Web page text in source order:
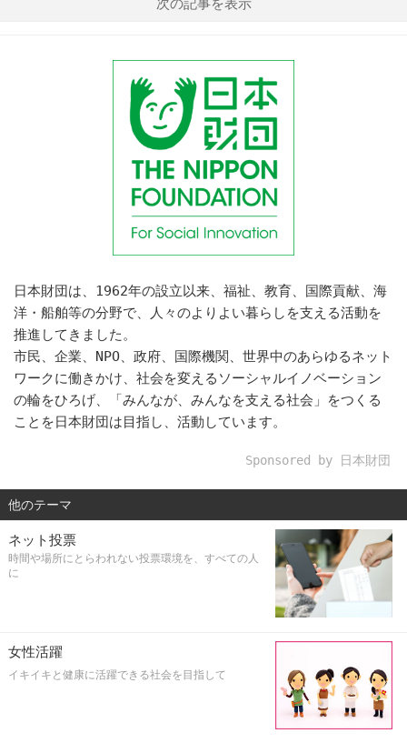
次の記事を表示
日本財団は、1962年の設立以来、福祉、教育、国際貢献、海
洋・船舶等の分野で、人々のよりよい暮らしを支える活動を
推進してきました。
市民、企業、NPO、政府、国際機関、世界中のあらゆるネット
ワークに働きかけ、社会を変えるソーシャルイノベーション
の輪をひろげ、「みんなが、みんなを支える社会」をつくる
ことを日本財団は目指し、活動しています。
Sponsored by 日本財団
他のテーマ
ネット投票
時間や場所にとらわれない投票環境を、すべての人
に
女性活躍
イキイキと健康に活躍できる社会を目指して